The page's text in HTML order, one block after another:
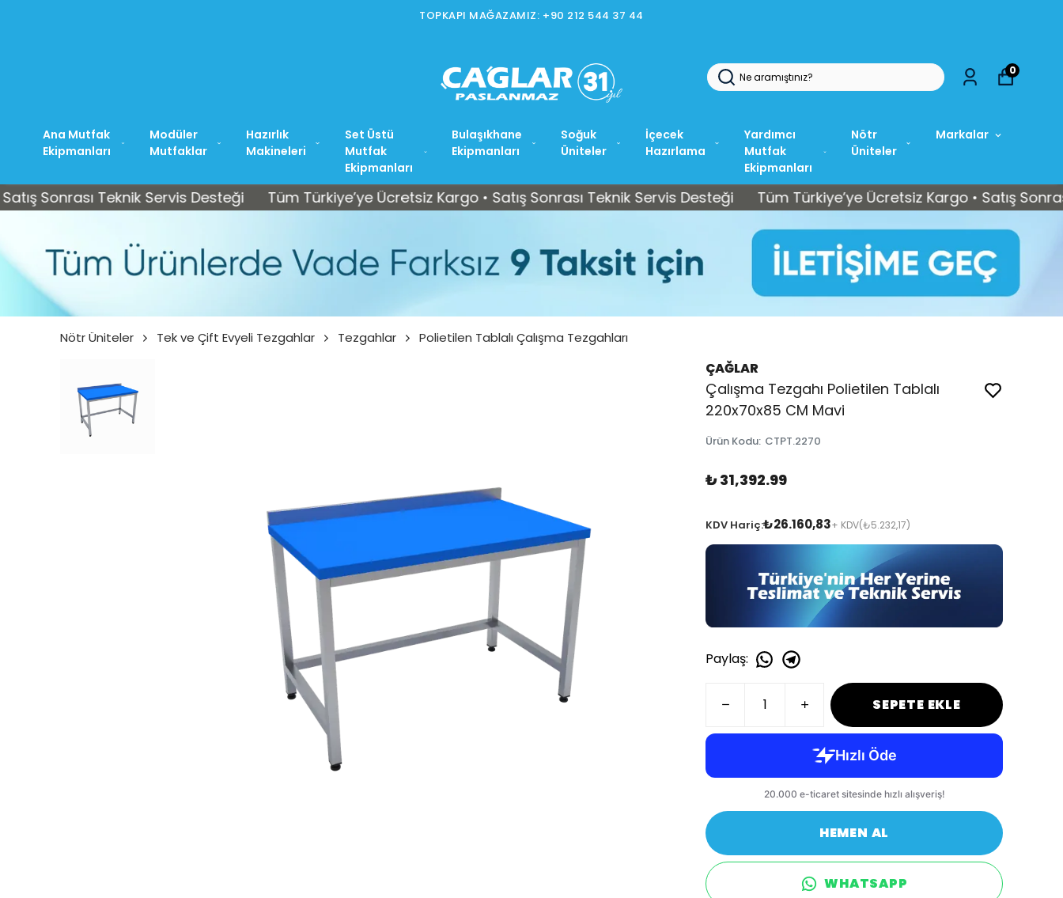
TOPKAPI MAĞAZAMIZ: +90 212 544 37 44
Ana Mutfak
Ekipmanları
Modüler
Mutfaklar
Hazırlık
Makineleri
Set Üstü
Mutfak
Ekipmanları
Bulaşıkhane
Ekipmanları
Soğuk
Üniteler
İçecek
Hazırlama
Yardımcı
Mutfak
Ekipmanları
Nötr
Üniteler
Markalar
0
Teknik Servis Desteği Tüm Türkiye’ye Ücretsiz Kargo • Satış Sonrası Teknik Servis Desteği Tüm Türkiye’ye Ücretsiz Kargo • Satış Sonrası
Nötr Üniteler Tek ve Çift Evyeli Tezgahlar Tezgahlar Polietilen Tablalı Çalışma Tezgahları
ÇAĞLAR
Çalışma Tezgahı Polietilen Tablalı
220x70x85 CM Mavi
Ürün Kodu: CTPT.2270
₺ 31,392.99
KDV Hariç:₺26.160,83+ KDV(₺5.232,17)
Paylaş:
SEPETE EKLE
HEMEN AL
WHATSAPP